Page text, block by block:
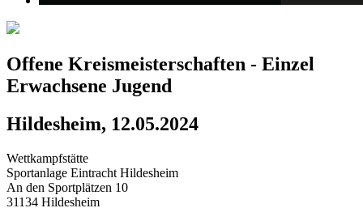
Offene Kreismeisterschaften - Einzel
Erwachsene Jugend
Hildesheim, 12.05.2024
Wettkampfstätte
Sportanlage Eintracht Hildesheim
An den Sportplätzen 10
31134 Hildesheim